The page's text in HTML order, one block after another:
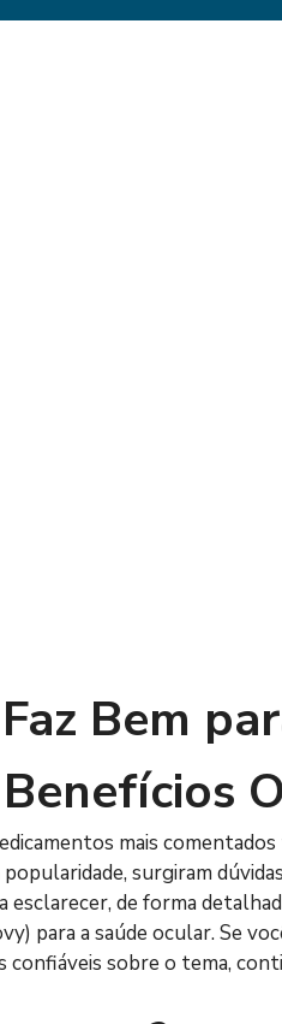
Bem
mais
surgiram
de forma
para a saúde ocular. Se
sobre o tema,